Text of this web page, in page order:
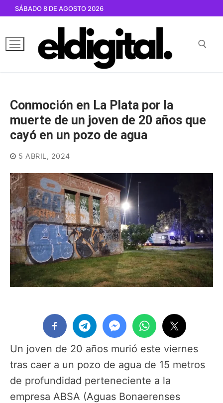
contenido
SÁBADO 8 DE AGOSTO 2026
Conmoción en La Plata por la
muerte de un joven de 20 años que
cayó en un pozo de agua
5 ABRIL, 2024
Un joven de 20 años murió este viernes
tras caer a un pozo de agua de 15 metros
de profundidad perteneciente a la
empresa ABSA (Aguas Bonaerenses